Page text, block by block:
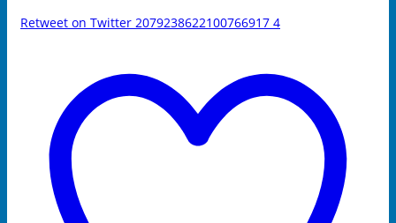
Retweet on Twitter 2079238622100766917 4